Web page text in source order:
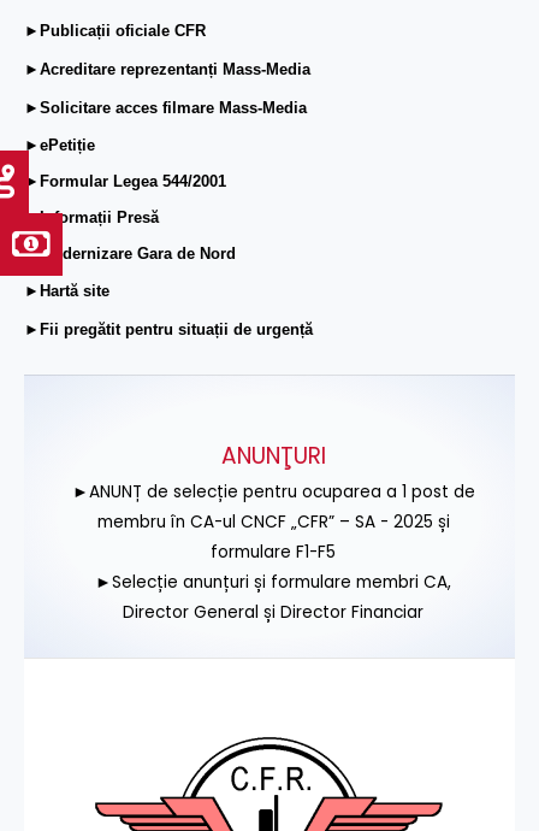
►Publicații oficiale CFR
►Acreditare reprezentanți Mass-Media
►Solicitare acces filmare Mass-Media
►ePetiție
►Formular Legea 544/2001
►Informații Presă
►Modernizare Gara de Nord
►Hartă site
►Fii pregătit pentru situații de urgență
ANUNŢURI
►ANUNȚ de selecție pentru ocuparea a 1 post de
membru în CA-ul CNCF „CFR” – SA - 2025 și
formulare F1-F5
►Selecție anunțuri și formulare membri CA,
Director General și Director Financiar